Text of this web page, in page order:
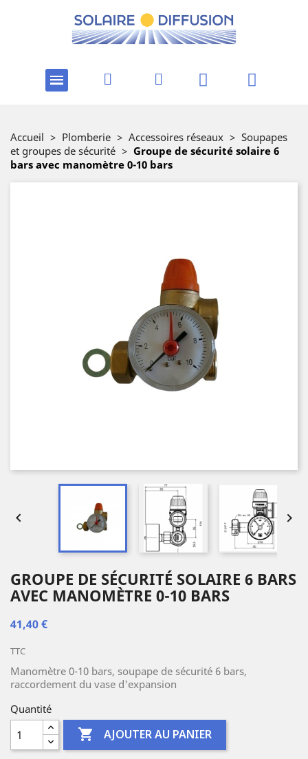
Accueil > Plomberie > Accessoires réseaux > Soupapes
et groupes de sécurité > Groupe de sécurité solaire 6
bars avec manomètre 0-10 bars
 
GROUPE DE SÉCURITÉ SOLAIRE 6 BARS
AVEC MANOMÈTRE 0-10 BARS
41,40 €
TTC
Manomètre 0-10 bars, soupape de sécurité 6 bars,
raccordement du vase d'expansion
Quantité
 AJOUTER AU PANIER